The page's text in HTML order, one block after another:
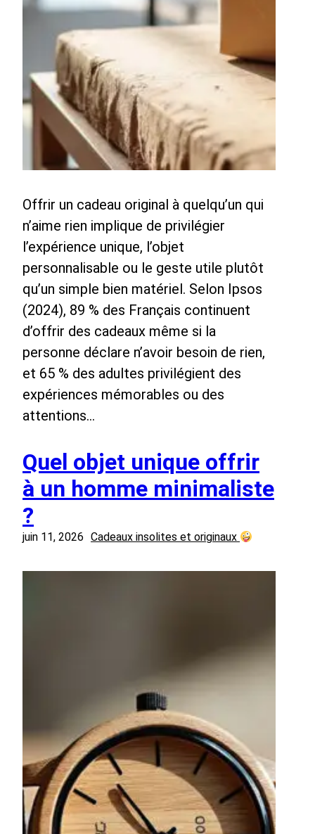
Offrir un cadeau original à quelqu’un qui
n’aime rien implique de privilégier
l’expérience unique, l’objet
personnalisable ou le geste utile plutôt
qu’un simple bien matériel. Selon Ipsos
(2024), 89 % des Français continuent
d’offrir des cadeaux même si la
personne déclare n’avoir besoin de rien,
et 65 % des adultes privilégient des
expériences mémorables ou des
attentions…
Quel objet unique offrir
à un homme minimaliste
?
juin 11, 2026 Cadeaux insolites et originaux